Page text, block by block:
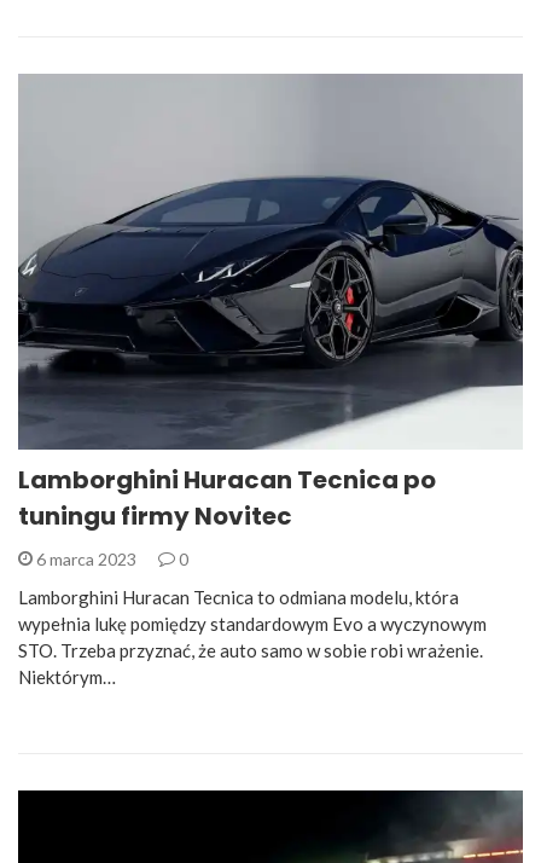
Lamborghini Huracan Tecnica po
tuningu firmy Novitec
6 marca 2023 0
Lamborghini Huracan Tecnica to odmiana modelu, która
wypełnia lukę pomiędzy standardowym Evo a wyczynowym
STO. Trzeba przyznać, że auto samo w sobie robi wrażenie.
Niektórym…